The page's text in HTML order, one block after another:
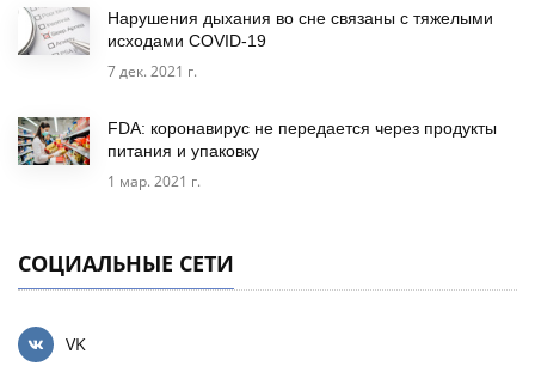
Нарушения дыхания во сне связаны с тяжелыми
исходами COVID-19
7 дек. 2021 г.
FDA: коронавирус не передается через продукты
питания и упаковку
1 мар. 2021 г.
СОЦИАЛЬНЫЕ СЕТИ
VK